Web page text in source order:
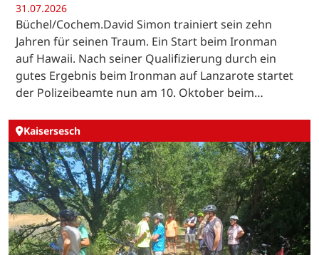
31.07.2026
Büchel/Cochem.David Simon trainiert sein zehn
Jahren für seinen Traum. Ein Start beim Ironman
auf Hawaii. Nach seiner Qualifizierung durch ein
gutes Ergebnis beim Ironman auf Lanzarote startet
der Polizeibeamte nun am 10. Oktober beim…
Kaisersesch